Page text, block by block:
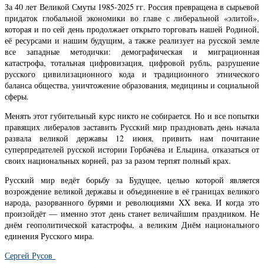
За 40 лет Великой Смуты 1985-2025 гг. Россия превращена в сырьевой
придаток глобальной экономики во главе с либеральной «элитой»,
которая и по сей день продолжает открыто торговать нашей Родиной,
её ресурсами и нашим будущим, а также реализует на русской земле
все западные методички: демографическая и миграционная
катастрофа, тотальная цифровизация, цифровой рубль, разрушение
русского цивилизационного кода и традиционного этнического
баланса общества, уничтожение образования, медицины и социальной
сферы.
Менять этот губительный курс никто не собирается. Но и все попытки
правящих либералов заставить Русский мир праздновать день начала
развала великой державы 12 июня, привить нам почитание
суперпредателей русской истории Горбачёва и Ельцина, отказаться от
своих национальных корней, раз за разом терпят полный крах.
Русский мир ведёт борьбу за Будущее, целью которой является
возрождение великой державы и объединение в её границах великого
народа, разорванного бурями и революциями XX века. И когда это
произойдёт — именно этот день станет величайшим праздником. Не
днём геополитической катастрофы, а великим Днём национального
единения Русского мира.
Сергей Русов